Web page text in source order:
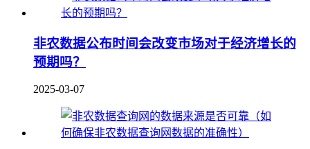
非农数据公布时间会改变市场对于经济增长的
预期吗？
2025-03-07